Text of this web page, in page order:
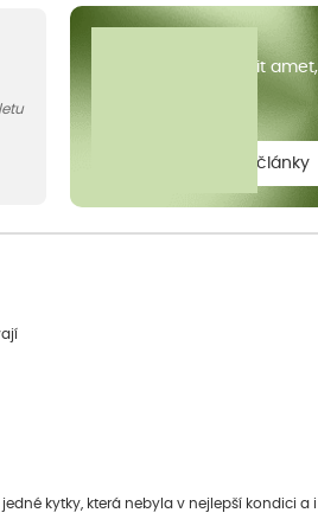
s
Lorem ipsum dolor sit
zobrazit všechny články
kytky, která nebyla v nejlepší kondici a